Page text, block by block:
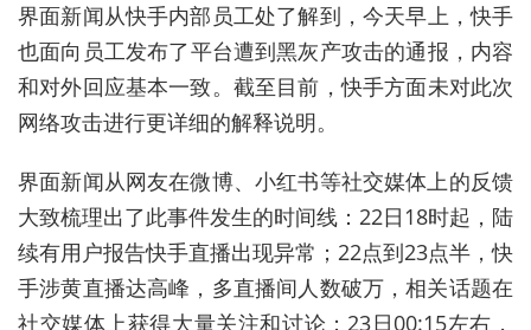
界面新闻从快手内部 员工处了解到 ， 今天早上 ，快手
也面向 员工发布了平台遭到黑灰产攻击的通报 ， 内容
和对外回应基本一致。 截至目前 ，快手方面未对此次
网络攻击进行更详细的解释说明。
界面新闻从网友在微博、小红书等社交媒体上的反馈
大致梳理出了此事件发生的时间线：22日18时起，陆
续有用户报告快手直播出现异常； 22点到23点半，快
手涉黄直播达高峰，多直播间人数破万，相关话题在
社交媒体上获得大量关注和讨论；23日00:15左右 ，